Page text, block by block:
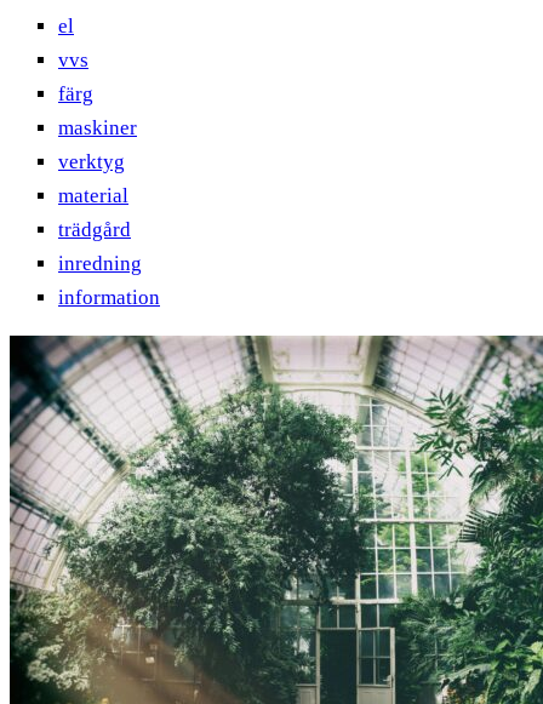
el
vvs
färg
maskiner
verktyg
material
trädgård
inredning
information